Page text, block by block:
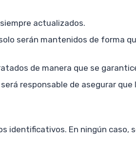
actualizados.
serán mantenidos de forma
de manera que se
responsable de asegurar
identificativos. En ningún